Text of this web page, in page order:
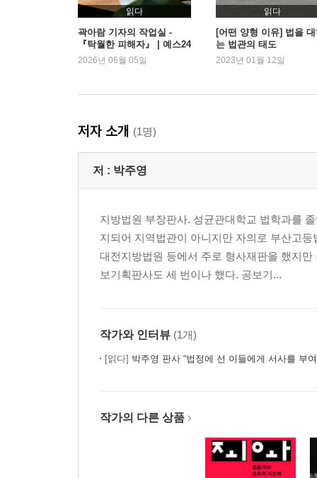
3장 부탁받은 정의
회전문 집사
법대 아래에서
에필로그
읽다
곽아람 기자의 작업실 -
『탁월한 피해자』 | 예스24
2026년 06월 05일
읽다
[어떤 양형 이유] 법을
는 법관의 태도
2023년 01월 12일
저자 소개 (1명)
저 : 박주영
지방법원 부장판사. 성균관대학교 법학과를
지되어 지역법관이 아니지만 자의로 부산고
대전지방법원 등에서 주로 형사재판을 했지
보기획판사도 세 번이나 했다. 공보기...
작가와 인터뷰 (1개)
[읽다] 박주영 판사 “법정에 선 이들에게 서사를 부
작가의 다른 상품